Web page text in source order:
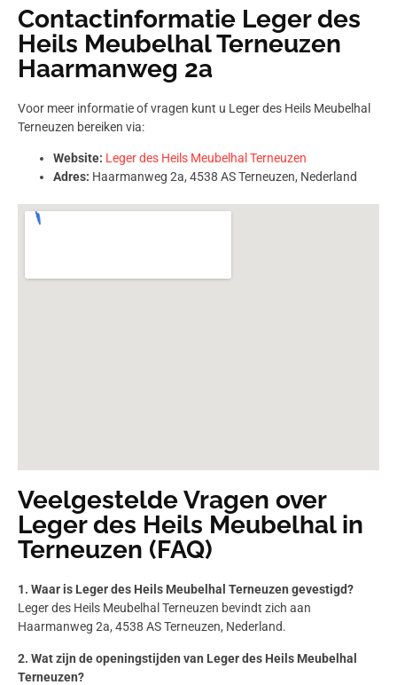
Contactinformatie Leger des
Heils Meubelhal Terneuzen
Haarmanweg 2a
Voor meer informatie of vragen kunt u Leger des Heils Meubelhal
Terneuzen bereiken via:
Website: Leger des Heils Meubelhal Terneuzen
Adres: Haarmanweg 2a, 4538 AS Terneuzen, Nederland
Veelgestelde Vragen over
Leger des Heils Meubelhal in
Terneuzen (FAQ)
1. Waar is Leger des Heils Meubelhal Terneuzen gevestigd?
Leger des Heils Meubelhal Terneuzen bevindt zich aan
Haarmanweg 2a, 4538 AS Terneuzen, Nederland.
2. Wat zijn de openingstijden van Leger des Heils Meubelhal
Terneuzen?